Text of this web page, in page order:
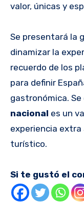
valor, únicas y
Se presentará la
dinamizar la
recuerdo de los
para definir
gastronómica.
nacional es un
experiencia extra
turístico.
Si te gustó el